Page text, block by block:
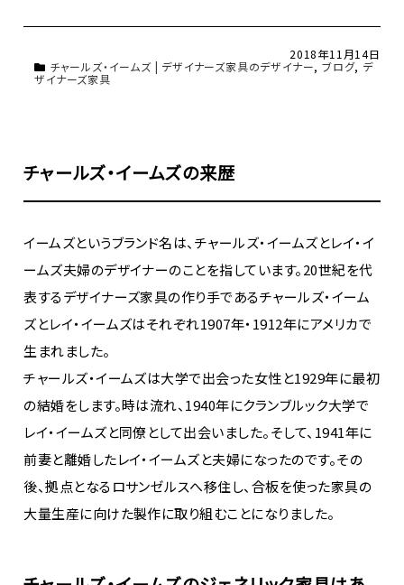
2018年11月14日
チャールズ・イームズ | デザイナーズ家具のデザイナー, ブログ, デ
ザイナーズ家具
チャールズ・イームズの来歴
イームズというブランド名は、チャールズ・イームズとレイ・イ
ームズ夫婦のデザイナーのことを指しています。20世紀を代
表するデザイナーズ家具の作り手であるチャールズ・イーム
ズとレイ・イームズはそれぞれ1907年・1912年にアメリカで
生まれました。
チャールズ・イームズは大学で出会った女性と1929年に最初
の結婚をします。時は流れ、1940年にクランブルック大学で
レイ・イームズと同僚として出会いました。そして、1941年に
前妻と離婚したレイ・イームズと夫婦になったのです。その
後、拠点となるロサンゼルスへ移住し、合板を使った家具の
大量生産に向けた製作に取り組むことになりました。